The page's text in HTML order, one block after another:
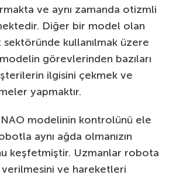
ve aynı zamanda otizmli
Diğer bir model olan
sektöründe kullanılmak üzere
görevlerinden bazıları
ilgisini çekmek ve
yapmaktır.
modelinin kontrolünü ele
aynı ağda olmanızın
keşfetmiştir. Uzmanlar robota
ve hareketleri